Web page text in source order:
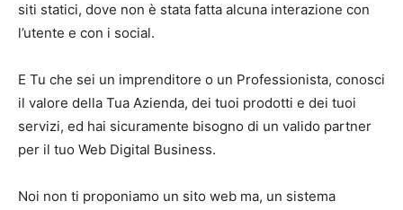
siti statici, dove non è stata fatta alcuna interazione con
l’utente e con i social.
E Tu che sei un imprenditore o un Professionista, conosci
il valore della Tua Azienda, dei tuoi prodotti e dei tuoi
servizi, ed hai sicuramente bisogno di un valido partner
per il tuo Web Digital Business.
Noi non ti proponiamo un sito web ma, un sistema